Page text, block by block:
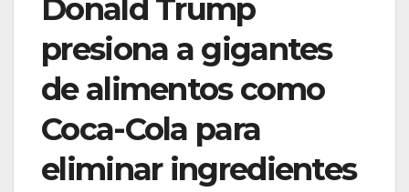
Donald Trump
presiona a gigantes
de alimentos como
Coca-Cola para
eliminar ingredientes